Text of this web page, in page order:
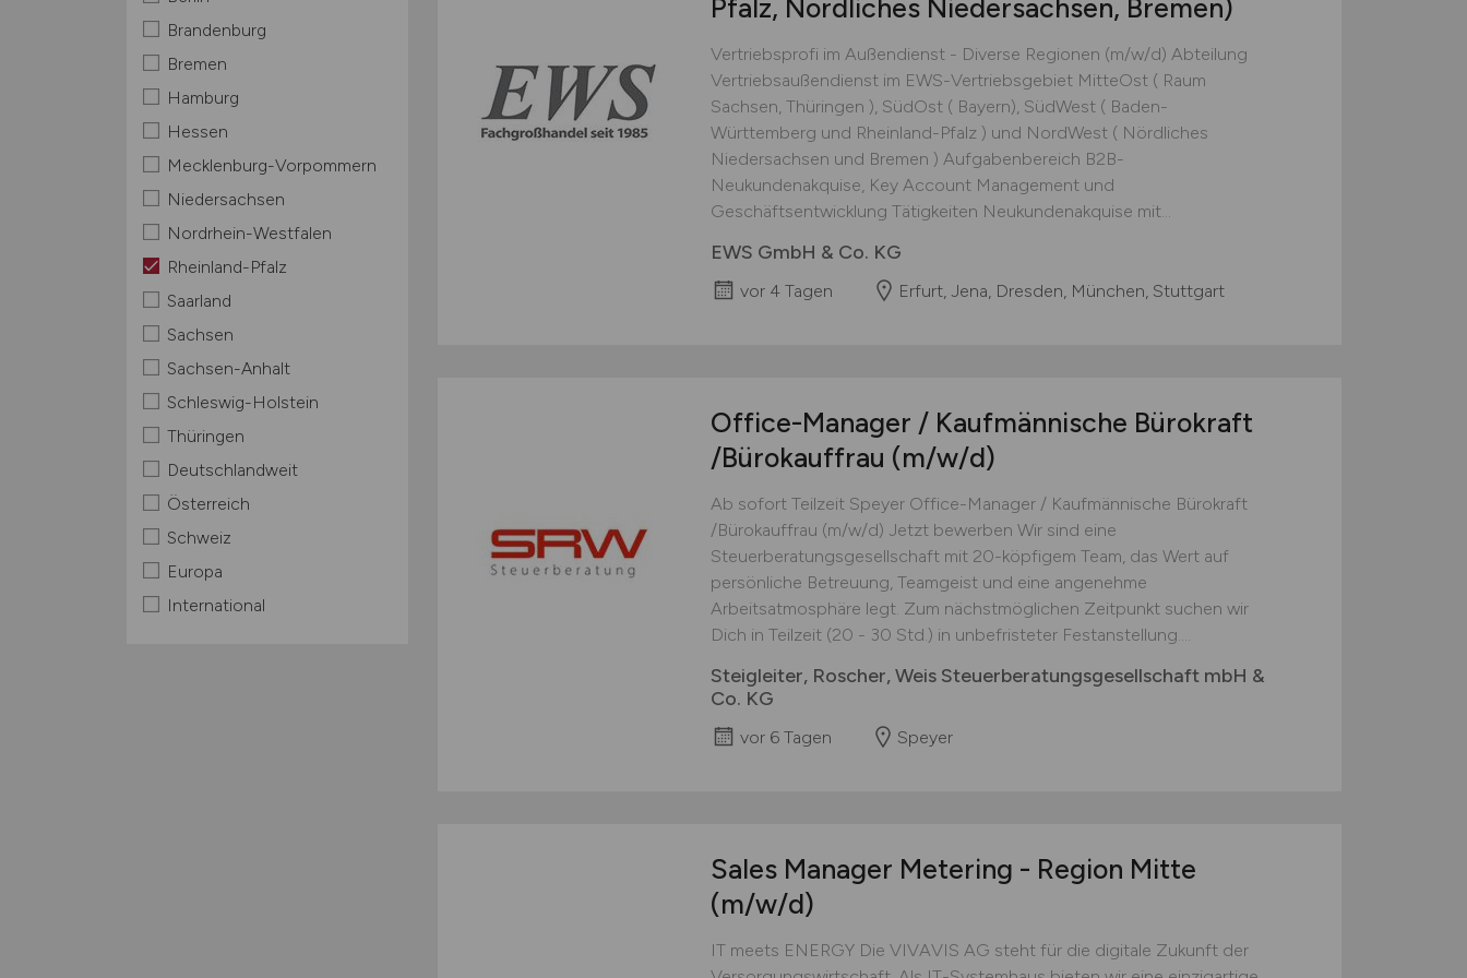
Brandenburg
Bremen
Hamburg
Hessen
Mecklenburg-Vorpommern
Niedersachsen
Nordrhein-Westfalen
Rheinland-Pfalz
Saarland
Sachsen
Sachsen-Anhalt
Schleswig-Holstein
Thüringen
Deutschlandweit
Österreich
Schweiz
Europa
International
Pfalz, Nördliches Niedersachsen, Bremen)
Vertriebsprofi im Außendienst - Diverse Regionen (m/w/d) Abteilung
Vertriebsaußendienst im EWS-Vertriebsgebiet MitteOst ( Raum
Sachsen, Thüringen ), SüdOst ( Bayern), SüdWest ( Baden-
Württemberg und Rheinland-Pfalz ) und NordWest ( Nördliches
Niedersachsen und Bremen ) Aufgabenbereich B2B-
Neukundenakquise, Key Account Management und
Geschäftsentwicklung Tätigkeiten Neukundenakquise mit...
EWS GmbH & Co. KG
vor 4 Tagen Erfurt, Jena, Dresden, München, Stuttgart
Office-Manager / Kaufmännische Bürokraft
/Bürokauffrau (m/w/d)
Ab sofort Teilzeit Speyer Office-Manager / Kaufmännische Bürokraft
/Bürokauffrau (m/w/d) Jetzt bewerben Wir sind eine
Steuerberatungsgesellschaft mit 20-köpfigem Team, das Wert auf
persönliche Betreuung, Teamgeist und eine angenehme
Arbeitsatmosphäre legt. Zum nächstmöglichen Zeitpunkt suchen wir
Dich in Teilzeit (20 - 30 Std.) in unbefristeter Festanstellung....
Steigleiter, Roscher, Weis Steuerberatungsgesellschaft mbH &
Co. KG
vor 6 Tagen Speyer
Sales Manager Metering - Region Mitte
(m/w/d)
IT meets ENERGY Die VIVAVIS AG steht für die digitale Zukunft der